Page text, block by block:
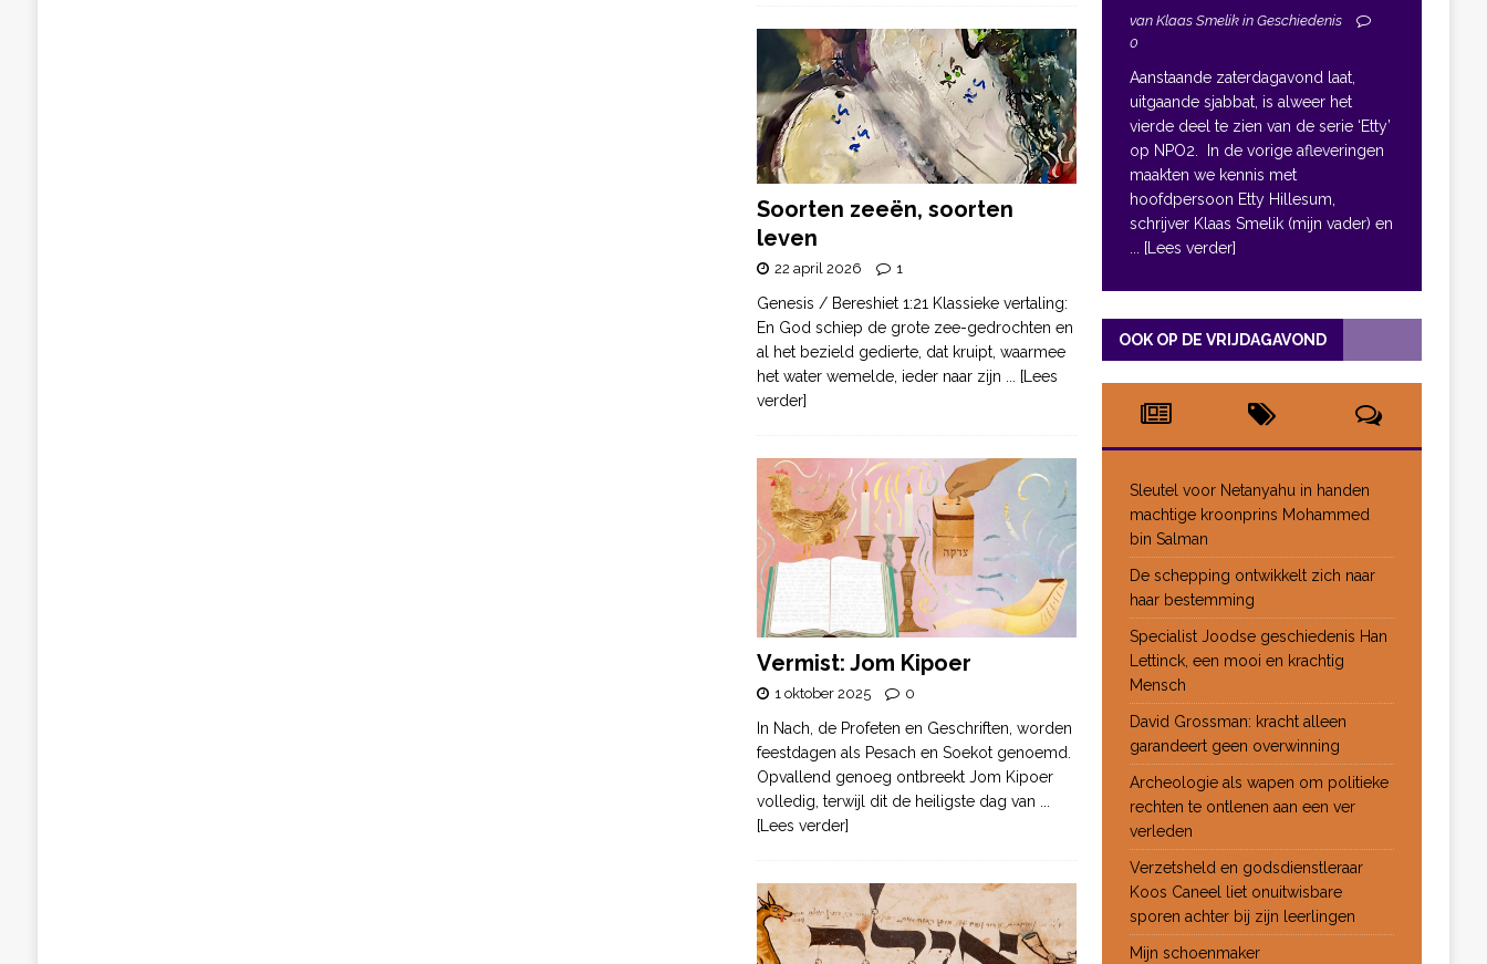
Soorten zeeën, soorten
leven
22 april 2026 1
Genesis / Bereshiet 1:21 Klassieke vertaling:
En God schiep de grote zee-gedrochten en
al het bezield gedierte, dat kruipt, waarmee
het water wemelde, ieder naar zijn ... [Lees
verder]
Vermist: Jom Kipoer
1 oktober 2025 0
In Nach, de Profeten en Geschriften, worden
feestdagen als Pesach en Soekot genoemd.
Opvallend genoeg ontbreekt Jom Kipoer
volledig, terwijl dit de heiligste dag van
[Lees verder]
van Klaas Smelik in Geschiedenis
0
Aanstaande zaterdagavond laat,
uitgaande sjabbat, is alweer het
vierde deel te zien van de serie ‘Etty’
op NPO2. In de vorige afleveringen
maakten we kennis met
hoofdpersoon Etty Hillesum,
schrijver Klaas Smelik (mijn vader) en
... [Lees verder]
OOK OP DE VRIJDAGAVOND
Sleutel voor Netanyahu in handen
machtige kroonprins Mohammed
bin Salman
De schepping ontwikkelt zich naar
haar bestemming
Specialist Joodse geschiedenis Han
Lettinck, een mooi en krachtig
Mensch
David Grossman: kracht alleen
garandeert geen overwinning
Archeologie als wapen om politieke
rechten te ontlenen aan een ver
verleden
Verzetsheld en godsdienstleraar
Koos Caneel liet onuitwisbare
sporen achter bij zijn leerlingen
Mijn schoenmaker